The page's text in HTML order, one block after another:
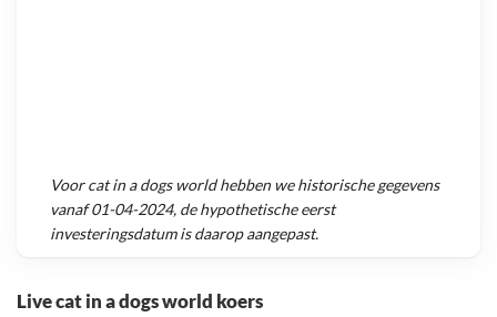
Live cat in a dogs world koers
Voorcat in a dogs worldhebben we historische gegevens
vanaf01-04-2024, de hypothetische eerst
investeringsdatum is daarop aangepast.